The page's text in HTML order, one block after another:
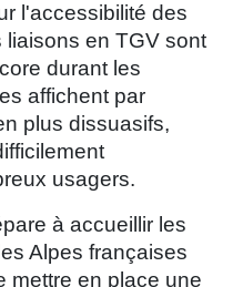
l'accessibilité des
en TGV sont
durant les
affichent par
plus dissuasifs,
usagers.
à accueillir les
Alpes françaises
mettre en place une